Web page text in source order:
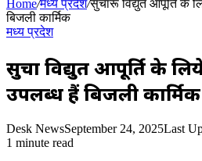
Home/मध्य प्रदेश/सुचारू विद्युत आपूर्ति के
बिजली कार्मिक
मध्य प्रदेश
सुचारू विद्युत आपूर्ति के
उपलब्ध हैं बिजली कार्मिक
Desk NewsSeptember 24, 2025Last
1 minute read